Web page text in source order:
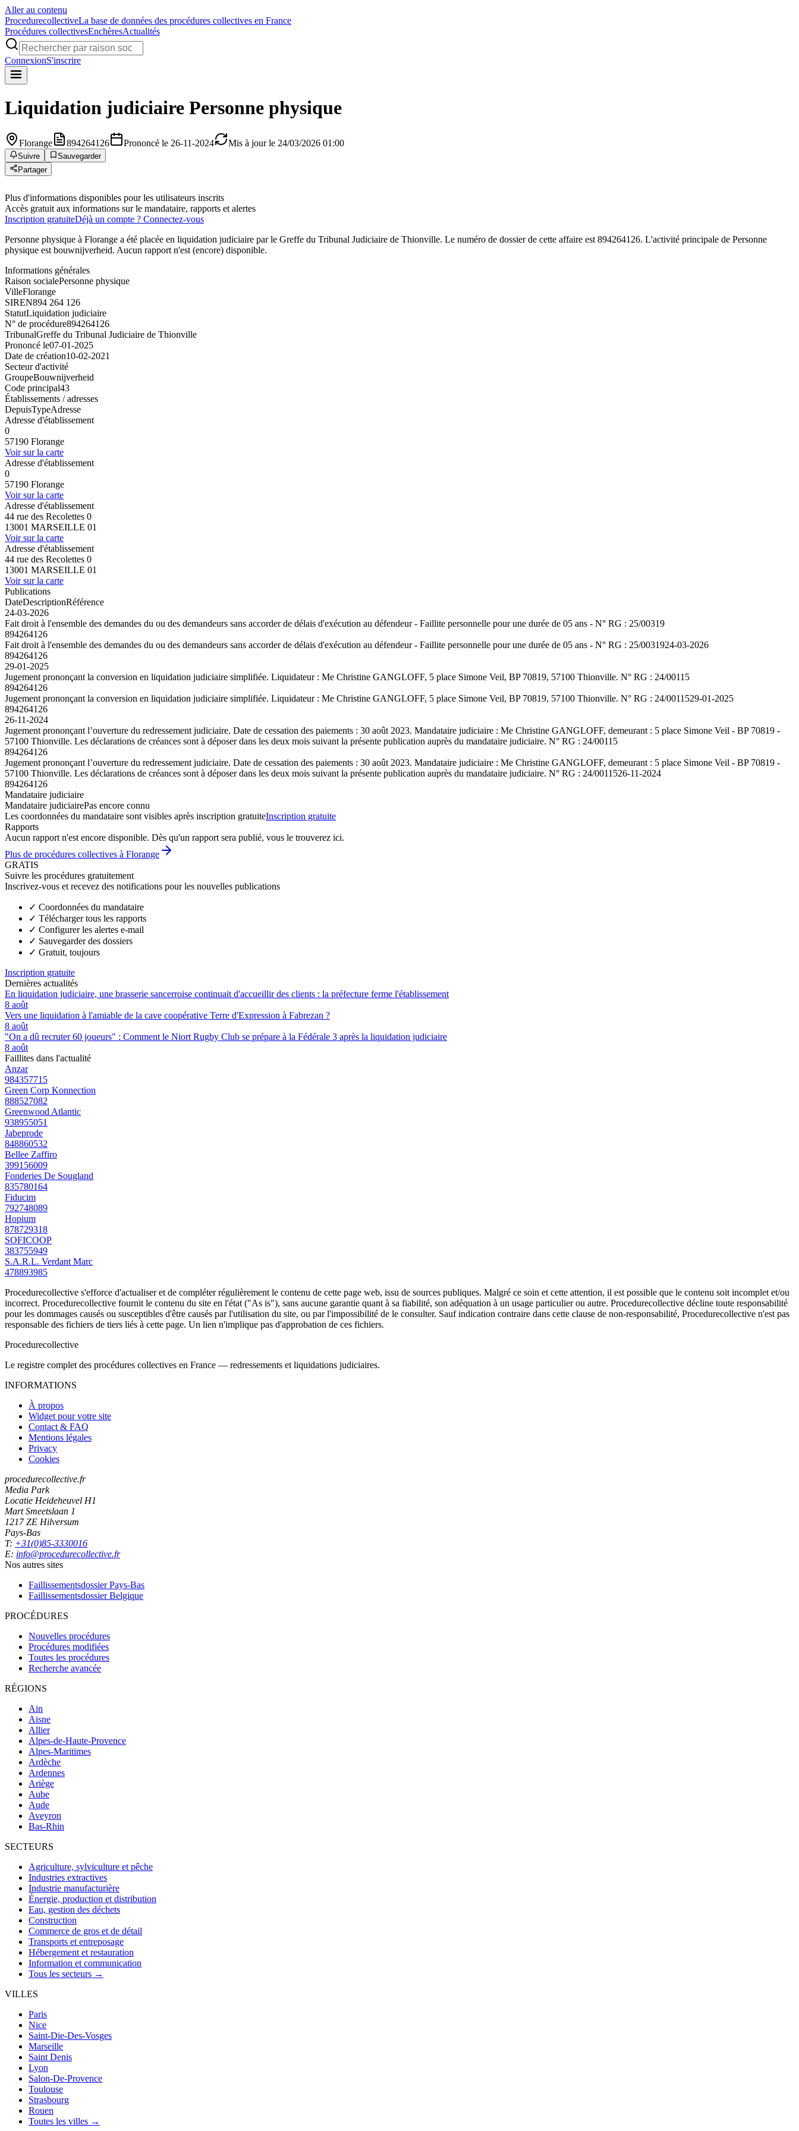
Aller au contenu
ProcedurecollectiveLa base de données des procédures collectives en France
Procédures collectivesEnchèresActualités
ConnexionS'inscrire
Liquidation judiciaire Personne physique
Florange 894264126 Prononcé le 26-11-2024 Mis à jour le 24/03/2026 01:00
Suivre
Sauvegarder
Partager
Plus d'informations disponibles pour les utilisateurs inscrits
Accès gratuit aux informations sur le mandataire, rapports et alertes
Inscription gratuiteDéjà un compte ? Connectez-vous
Personne physique à Florange a été placée en liquidation judiciaire par le Greffe du Tribunal Judiciaire de Thionville. Le numéro de dossier de cette affaire est 894264126. L'activité principale de Personne
physique est bouwnijverheid. Aucun rapport n'est (encore) disponible.
Informations générales
Raison socialePersonne physique
VilleFlorange
SIREN894 264 126
StatutLiquidation judiciaire
N° de procédure894264126
TribunalGreffe du Tribunal Judiciaire de Thionville
Prononcé le07-01-2025
Date de création10-02-2021
Secteur d'activité
GroupeBouwnijverheid
Code principal43
Établissements / adresses
DepuisTypeAdresse
Adresse d'établissement
0
57190 Florange
Voir sur la carte
Adresse d'établissement
0
57190 Florange
Voir sur la carte
Adresse d'établissement
44 rue des Recolettes 0
13001 MARSEILLE 01
Voir sur la carte
Adresse d'établissement
44 rue des Recolettes 0
13001 MARSEILLE 01
Voir sur la carte
Publications
DateDescriptionRéférence
24-03-2026
Fait droit à l'ensemble des demandes du ou des demandeurs sans accorder de délais d'exécution au défendeur - Faillite personnelle pour une durée de 05 ans - N° RG : 25/00319
894264126
Fait droit à l'ensemble des demandes du ou des demandeurs sans accorder de délais d'exécution au défendeur - Faillite personnelle pour une durée de 05 ans - N° RG : 25/0031924-03-2026
894264126
29-01-2025
Jugement prononçant la conversion en liquidation judiciaire simplifiée. Liquidateur : Me Christine GANGLOFF, 5 place Simone Veil, BP 70819, 57100 Thionville. N° RG : 24/00115
894264126
Jugement prononçant la conversion en liquidation judiciaire simplifiée. Liquidateur : Me Christine GANGLOFF, 5 place Simone Veil, BP 70819, 57100 Thionville. N° RG : 24/0011529-01-2025
894264126
26-11-2024
Jugement prononçant l’ouverture du redressement judiciaire. Date de cessation des paiements : 30 août 2023. Mandataire judiciaire : Me Christine GANGLOFF, demeurant : 5 place Simone Veil - BP 70819 -
57100 Thionville. Les déclarations de créances sont à déposer dans les deux mois suivant la présente publication auprès du mandataire judiciaire. N° RG : 24/00115
894264126
Jugement prononçant l’ouverture du redressement judiciaire. Date de cessation des paiements : 30 août 2023. Mandataire judiciaire : Me Christine GANGLOFF, demeurant : 5 place Simone Veil - BP 70819 -
57100 Thionville. Les déclarations de créances sont à déposer dans les deux mois suivant la présente publication auprès du mandataire judiciaire. N° RG : 24/0011526-11-2024
894264126
Mandataire judiciaire
Mandataire judiciairePas encore connu
Les coordonnées du mandataire sont visibles après inscription gratuiteInscription gratuite
Rapports
Aucun rapport n'est encore disponible. Dès qu'un rapport sera publié, vous le trouverez ici.
Plus de procédures collectives à Florange
GRATIS
Suivre les procédures gratuitement
Inscrivez-vous et recevez des notifications pour les nouvelles publications
✓ Coordonnées du mandataire
✓ Télécharger tous les rapports
✓ Configurer les alertes e-mail
✓ Sauvegarder des dossiers
✓ Gratuit, toujours
Inscription gratuite
Dernières actualités
En liquidation judiciaire, une brasserie sancerroise continuait d'accueillir des clients : la préfecture ferme l'établissement
8 août
Vers une liquidation à l'amiable de la cave coopérative Terre d'Expression à Fabrezan ?
8 août
"On a dû recruter 60 joueurs" : Comment le Niort Rugby Club se prépare à la Fédérale 3 après la liquidation judiciaire
8 août
Faillites dans l'actualité
Anzar
984357715
Green Corp Konnection
888527082
Greenwood Atlantic
938955051
Jabeprode
848860532
Bellee Zaffiro
399156009
Fonderies De Sougland
835780164
Fiducim
792748089
Hopium
878729318
SOFICOOP
383755949
S.A.R.L. Verdant Marc
478893985
Procedurecollective s'efforce d'actualiser et de compléter régulièrement le contenu de cette page web, issu de sources publiques. Malgré ce soin et cette attention, il est possible que le contenu soit incomplet et/ou
incorrect. Procedurecollective fournit le contenu du site en l'état ("As is"), sans aucune garantie quant à sa fiabilité, son adéquation à un usage particulier ou autre. Procedurecollective décline toute responsabilité
pour les dommages causés ou susceptibles d'être causés par l'utilisation du site, ou par l'impossibilité de le consulter. Sauf indication contraire dans cette clause de non-responsabilité, Procedurecollective n'est pas
responsable des fichiers de tiers liés à cette page. Un lien n'implique pas d'approbation de ces fichiers.
Procedurecollective
Le registre complet des procédures collectives en France — redressements et liquidations judiciaires.
INFORMATIONS
À propos
Widget pour votre site
Contact & FAQ
Mentions légales
Privacy
Cookies
procedurecollective.fr
Media Park
Locatie Heideheuvel H1
Mart Smeetslaan 1
1217 ZE Hilversum
Pays-Bas
T: +31(0)85-3330016
E: info@procedurecollective.fr
Nos autres sites
Faillissementsdossier Pays-Bas
Faillissementsdossier Belgique
PROCÉDURES
Nouvelles procédures
Procédures modifiées
Toutes les procédures
Recherche avancée
RÉGIONS
Ain
Aisne
Allier
Alpes-de-Haute-Provence
Alpes-Maritimes
Ardèche
Ardennes
Ariège
Aube
Aude
Aveyron
Bas-Rhin
SECTEURS
Agriculture, sylviculture et pêche
Industries extractives
Industrie manufacturière
Énergie, production et distribution
Eau, gestion des déchets
Construction
Commerce de gros et de détail
Transports et entreposage
Hébergement et restauration
Information et communication
Tous les secteurs →
VILLES
Paris
Nice
Saint-Die-Des-Vosges
Marseille
Saint Denis
Lyon
Salon-De-Provence
Toulouse
Strasbourg
Rouen
Toutes les villes →